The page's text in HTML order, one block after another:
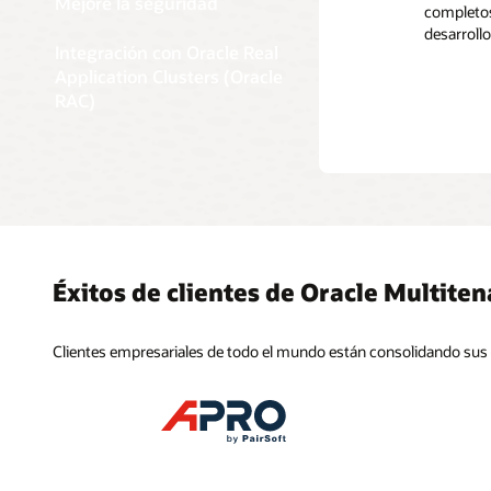
Aumente
donde
nodos
Éxitos de clientes de Oracle
Clientes empresariales de todo el mundo están consolidando